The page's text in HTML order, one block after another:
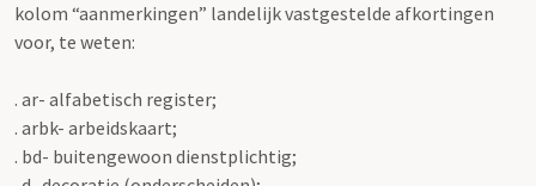
kolom “aanmerkingen” landelijk vastgestelde afkortingen
voor, te weten:
. ar- alfabetisch register;
. arbk- arbeidskaart;
. bd- buitengewoon dienstplichtig;